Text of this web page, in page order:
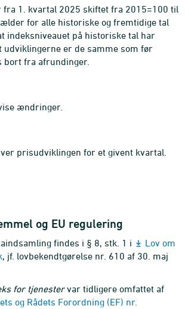
fra 1. kvartal 2025 skiftet fra 2015=100 til
for alle historiske og fremtidige tal
indeksniveauet på historiske tal har
er de samme som før
bort fra afrundinger.
ændringer.
prisudviklingen for et givent kvartal.
og EU regulering
findes i § 8, stk. 1 i
Lov om
, jf. lovbekendtgørelse nr. 610 af 30. maj
for tjenestervar tidligere omfattet af
og Rådets Forordning (EF) nr.